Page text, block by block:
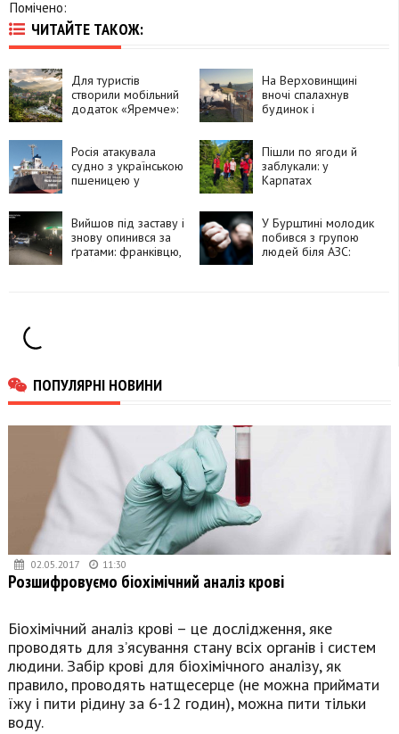
Помічено:
ЧИТАЙТЕ ТАКОЖ:
Для туристів
створили мобільний
додаток «Яремче»:
На Верховинщині
вночі спалахнув
будинок і
травмувалася жінка
Росія атакувала
судно з українською
пшеницею у
поранені
Пішли по ягоди й
заблукали: у
Карпатах
знайшли двох жінок
Вийшов під заставу і
знову опинився за
ґратами: франківцю,
У Бурштині молодик
побився з групою
людей біля АЗС:
ПОПУЛЯРНІ НОВИНИ
02.05.2017 11:30
Розшифровуємо біохімічний аналіз крові
Біохімічний аналіз крові – це дослідження, яке
проводять для з’ясування стану всіх органів і систем
людини. Забір крові для біохімічного аналізу, як
правило, проводять натщесерце (не можна приймати
їжу і пити рідину за 6-12 годин), можна пити тільки
воду.